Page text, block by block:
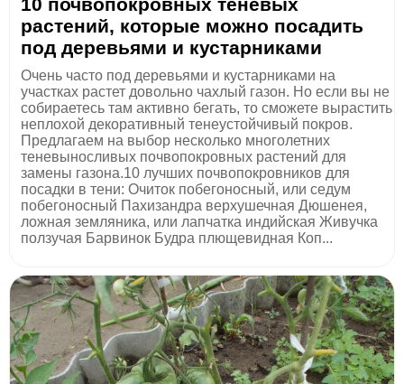
растений, которые можно посадить
под деревьями и кустарниками
Очень часто под деревьями и кустарниками на
участках растет довольно чахлый газон. Но если вы не
собираетесь там активно бегать, то сможете вырастить
неплохой декоративный тенеустойчивый покров.
Предлагаем на выбор несколько многолетних
теневыносливых почвопокровных растений для
замены газона.10 лучших почвопокровников для
посадки в тени: Очиток побегоносный, или седум
побегоносный Пахизандра верхушечная Дюшенея,
ложная земляника, или лапчатка индийская Живучка
ползучая Барвинок Будра плющевидная Коп...